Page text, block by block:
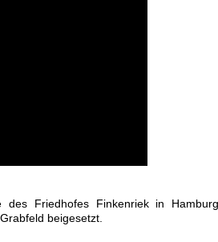
Friedhofes Finkenriek in
beigesetzt.